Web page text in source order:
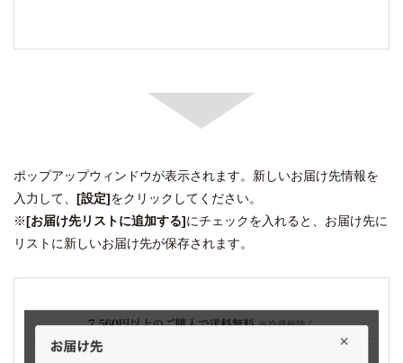
ポップアップウィンドウが表示されます。新しいお届け先情報を
入力して、 [設定]をクリックしてください。
※[お届け先リストに追加する]にチェックを入れると、お届け先に
リストに新しいお届け先が保存されます。